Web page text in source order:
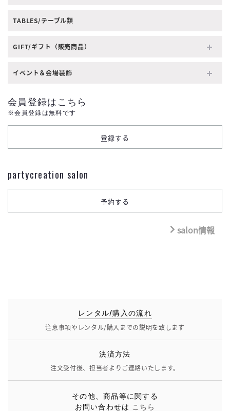
TABLES/テーブル類
GIFT/ギフト（販売商品）
イベント＆会場装飾
会員登録はこちら
※会員登録は無料です
partycreation salon
salon情報
レンタル/購入の流れ
注意事項やレンタル/購入までの説明を致します
決済方法
注文受付後、担当者よりご連絡いたします。
その他、商品等に関する
お問い合わせは こちら